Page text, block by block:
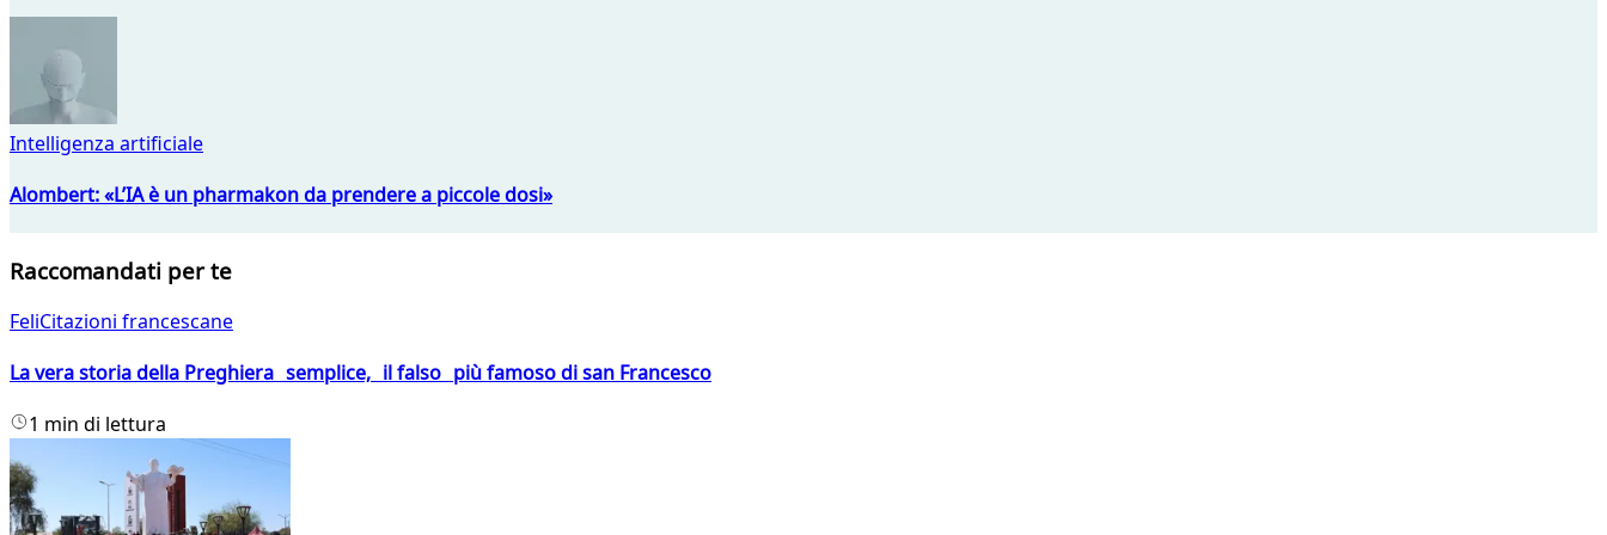
Intelligenza artificiale
Alombert: «L’IA è un pharmakon da prendere a piccole dosi»
Raccomandati per te
FeliCitazioni francescane
La vera storia della Preghiera semplice, il falso più famoso di san Francesco
1 min di lettura